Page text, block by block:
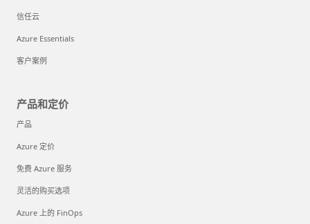
信任云
Azure Essentials
客户案例
产品和定价
产品
Azure 定价
免费 Azure 服务
灵活的购买选项
Azure 上的 FinOps